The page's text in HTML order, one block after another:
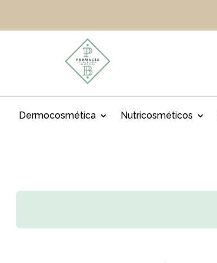
Dermocosmética Nutricosméticos